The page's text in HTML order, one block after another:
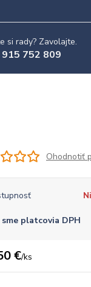
si rady? Zavolajte.
752 809
Ohodnotiť
sme platcovia DPH
€/ks